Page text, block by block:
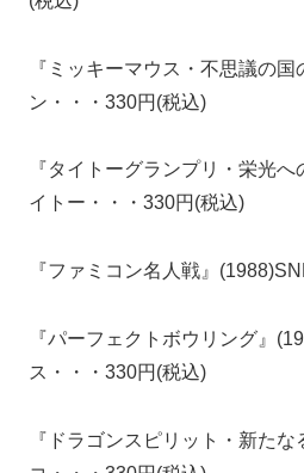
『ミッキーマウス・不思議の
ン・・・330円(税込)
『タイトーグランプリ・栄光
イトー・・・330円(税込)
『ファミコン名人戦』
『パーフェクトボウリング』
ス・・・330円(税込)
『ドラゴンスピリット・新た